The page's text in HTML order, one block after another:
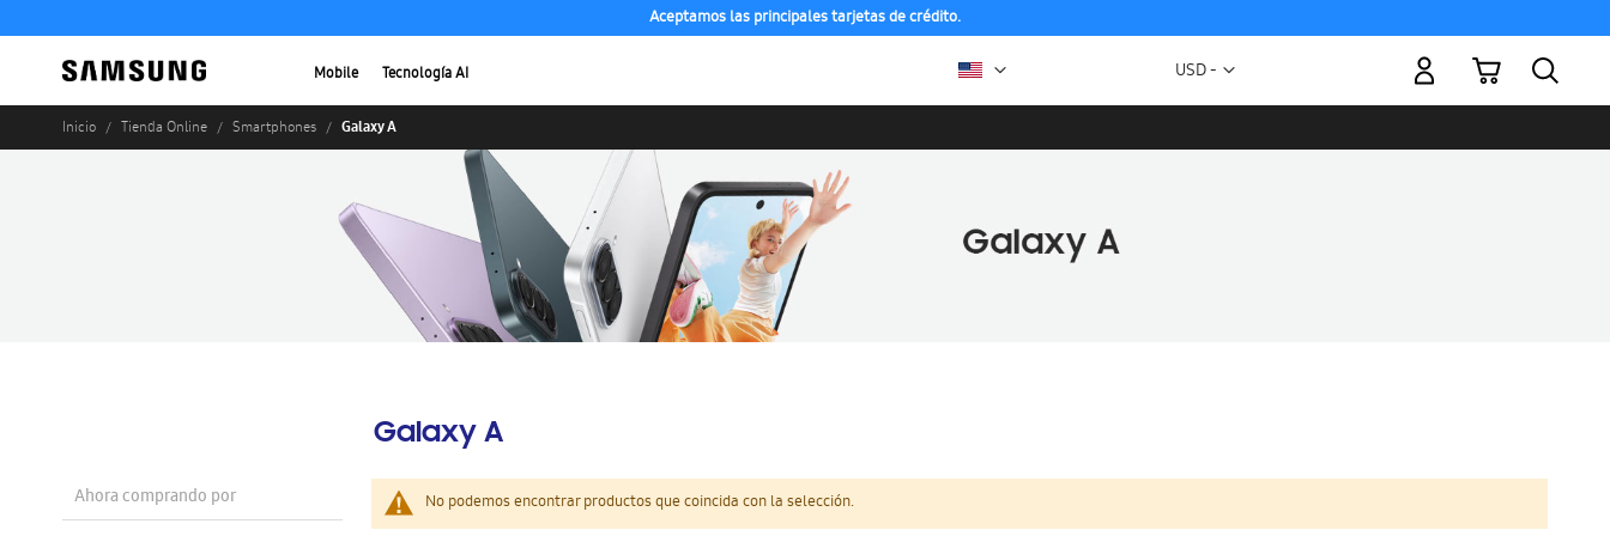
Aceptamos las principales tarjetas de crédito.
Mobile Tecnología AI Moneda
USD -
Mi carrito
Inicio Tienda Online Smartphones Galaxy A
Galaxy A
No podemos encontrar productos que coincida con la selección.
Ahora comprando por